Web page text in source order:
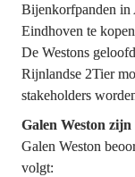
Bijenkorfpanden in
Eindhoven te
De Westons
Rijnlandse 2Tier
stakeholders
Galen Weston
Galen Weston
volgt: